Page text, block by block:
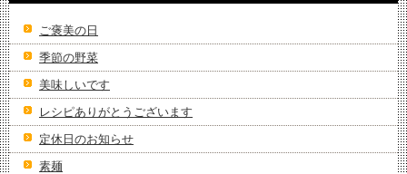
ご褒美の日
季節の野菜
美味しいです
レシピありがとうございます
定休日のお知らせ
素麺